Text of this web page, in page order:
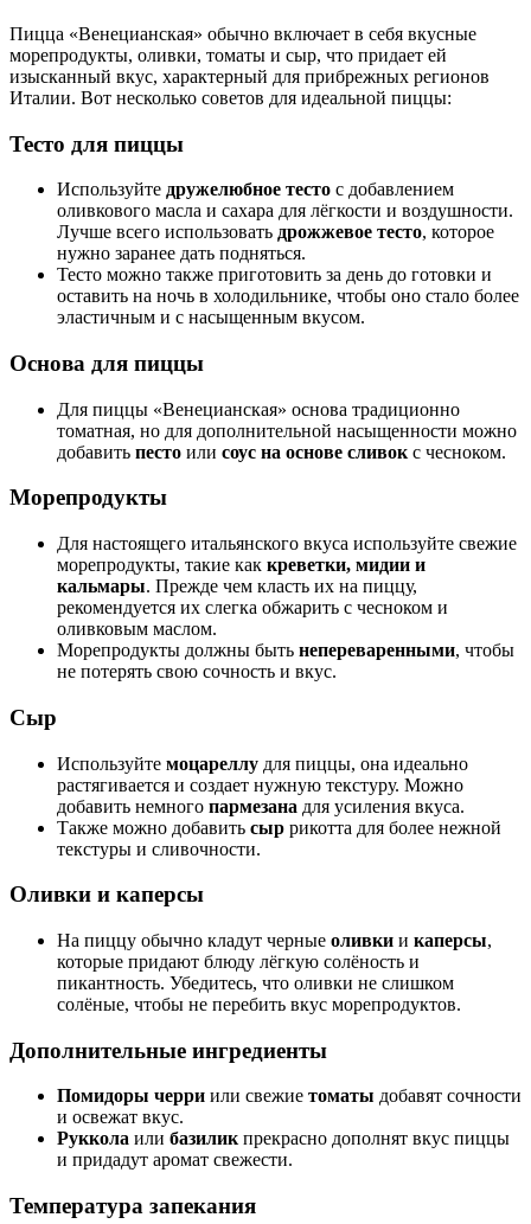
Пицца «Венецианская» обычно включает в себя вкусные
морепродукты, оливки, томаты и сыр, что придает ей
изысканный вкус, характерный для прибрежных регионов
Италии. Вот несколько советов для идеальной пиццы:
Тесто для пиццы
Используйте дружелюбное тесто с добавлением
оливкового масла и сахара для лёгкости и воздушности.
Лучше всего использовать дрожжевое тесто, которое
нужно заранее дать подняться.
Тесто можно также приготовить за день до готовки и
оставить на ночь в холодильнике, чтобы оно стало более
эластичным и с насыщенным вкусом.
Основа для пиццы
Для пиццы «Венецианская» основа традиционно
томатная, но для дополнительной насыщенности можно
добавить песто или соус на основе сливок с чесноком.
Морепродукты
Для настоящего итальянского вкуса используйте свежие
морепродукты, такие как креветки, мидии и
кальмары. Прежде чем класть их на пиццу,
рекомендуется их слегка обжарить с чесноком и
оливковым маслом.
Морепродукты должны быть непереваренными, чтобы
не потерять свою сочность и вкус.
Сыр
Используйте моцареллу для пиццы, она идеально
растягивается и создает нужную текстуру. Можно
добавить немного пармезана для усиления вкуса.
Также можно добавить сыр рикотта для более нежной
текстуры и сливочности.
Оливки и каперсы
На пиццу обычно кладут черные оливки и каперсы,
которые придают блюду лёгкую солёность и
пикантность. Убедитесь, что оливки не слишком
солёные, чтобы не перебить вкус морепродуктов.
Дополнительные ингредиенты
Помидоры черри или свежие томаты добавят сочности
и освежат вкус.
Руккола или базиликпрекрасно дополнят вкус пиццы
и придадут аромат свежести.
Температура запекания